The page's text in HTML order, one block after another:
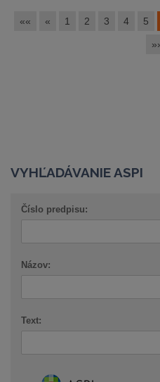
«« « 1 2 3 4 5
VYHĽADÁVANIE ASPI
Číslo predpisu:
Názov:
Text: